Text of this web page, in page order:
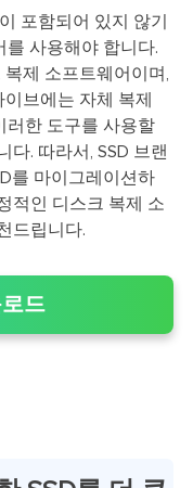
포함되어 있지 않기
를 사용해야 합니다.
제 소프트웨어이며,
브에는 자체 복제
러한 도구를 사용할
다. 따라서, SSD 브랜
를 마이그레이션하
적인 디스크 복제 소
드립니다.
드